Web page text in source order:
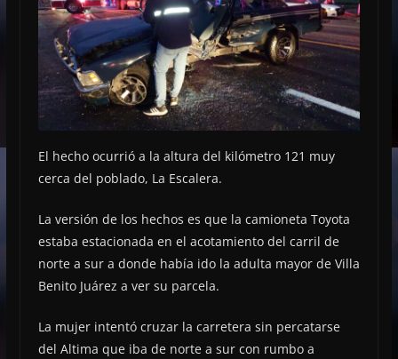
El hecho ocurrió a la altura del kilómetro 121 muy
cerca del poblado, La Escalera.
La versión de los hechos es que la camioneta Toyota
estaba estacionada en el acotamiento del carril de
norte a sur a donde había ido la adulta mayor de Villa
Benito Juárez a ver su parcela.
La mujer intentó cruzar la carretera sin percatarse
del Altima que iba de norte a sur con rumbo a